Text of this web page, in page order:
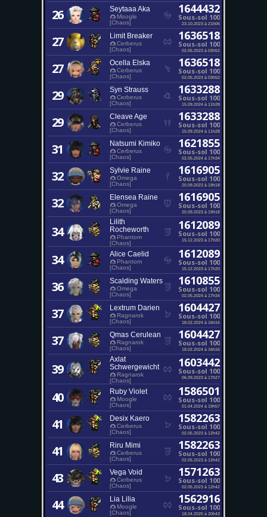
26 Seytaaa Aka
Moogle
[Chaos]
1644432
Sous-sol 100
23.10.2023 à 21h06
27 Limit Breaker
Cerberus
[Chaos]
1636518
Sous-sol 100
02.05.2023 à 03h52
27 Ocella Elska
Cerberus
[Chaos]
1636518
Sous-sol 100
02.05.2023 à 03h52
29 Syn Strauss
Cerberus
[Chaos]
1633288
Sous-sol 100
15.09.2024 à 11h28
29 Cleave Age
Cerberus
[Chaos]
1633288
Sous-sol 100
15.09.2024 à 11h28
31 Natsumi Kimiko
Cerberus
[Chaos]
1621855
Sous-sol 100
02.05.2024 à 17h34
32 Sylvie Raine
Omega
[Chaos]
1616905
Sous-sol 100
20.09.2023 à 19h18
32 Elensea Raine
Omega
[Chaos]
1616905
Sous-sol 100
20.09.2023 à 19h18
34
Lilith
Rocheworth
Phantom
[Chaos]
1612089
Sous-sol 100
15.12.2023 à 17h20
34 Alice Caelid
Phantom
[Chaos]
1612089
Sous-sol 100
15.12.2023 à 17h20
36 Scalding Waters
Omega
[Chaos]
1610855
Sous-sol 100
02.05.2024 à 17h34
37 Lextrum Darien
Ragnarok
[Chaos]
1604427
Sous-sol 100
18.02.2024 à 16h16
37 Qmas Cerulean
Ragnarok
[Chaos]
1604427
Sous-sol 100
18.02.2024 à 16h16
39
Axlat
Schwergewicht
Ragnarok
[Chaos]
1603442
Sous-sol 100
06.09.2023 à 17h27
40 Ruby Violet
Moogle
[Chaos]
1586501
Sous-sol 100
01.04.2024 à 19h57
41 Desix Kaero
Cerberus
[Chaos]
1582263
Sous-sol 100
02.05.2023 à 12h42
41 Riru Mimi
Cerberus
[Chaos]
1582263
Sous-sol 100
02.05.2023 à 12h42
43 Vega Void
Cerberus
[Chaos]
1571263
Sous-sol 100
02.05.2023 à 12h42
44 Lia Lilia
Moogle
[Chaos]
1562916
Sous-sol 100
18.04.2025 à 20h43